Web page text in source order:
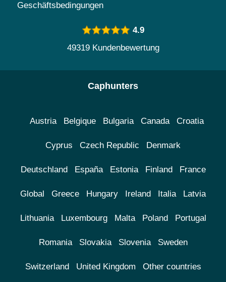
Geschäftsbedingungen
4.9
49319 Kundenbewertung
Caphunters
Austria Belgique Bulgaria Canada Croatia
Cyprus Czech Republic Denmark
Deutschland España Estonia Finland France
Global Greece Hungary Ireland Italia Latvia
Lithuania Luxembourg Malta Poland Portugal
Romania Slovakia Slovenia Sweden
Switzerland United Kingdom Other countries